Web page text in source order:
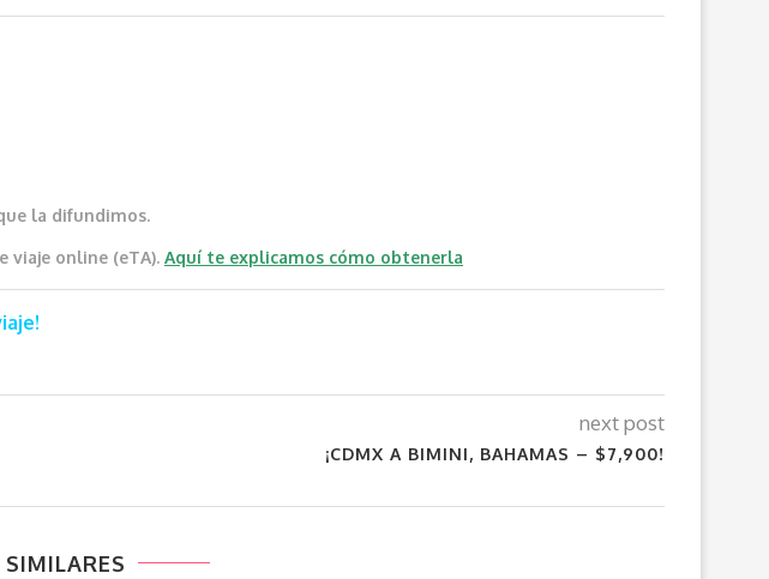
la difundimos.
viaje online (eTA). Aquí te explicamos cómo obtenerla
next post
¡CDMX A BIMINI, BAHAMAS – $7,900!